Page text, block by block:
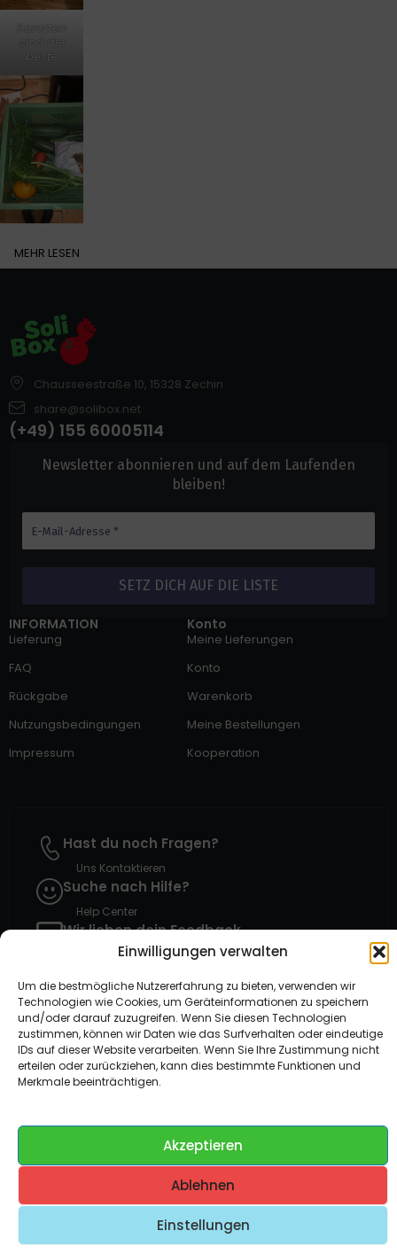
Einwilligungen verwalten
Um die bestmögliche Nutzererfahrung zu bieten, verwenden wir
Technologien wie Cookies, um Geräteinformationen zu speichern
und/oder darauf zuzugreifen. Wenn Sie diesen Technologien
zustimmen, können wir Daten wie das Surfverhalten oder eindeutige
IDs auf dieser Website verarbeiten. Wenn Sie Ihre Zustimmung nicht
erteilen oder zurückziehen, kann dies bestimmte Funktionen und
Merkmale beeinträchtigen.
Akzeptieren
Ablehnen
Einstellungen
Karotten
sind die
beste
MEHR LESEN
Chausseestraße 10, 15328 Zechin
share@solibox.net
(+49) 155 60005114
INFORMATION
Lieferung
FAQ
Rückgabe
Nutzungsbedingungen
Impressum
Konto
Meine Lieferungen
Konto
Warenkorb
Meine Bestellungen
Kooperation
Newsletter abonnieren und auf dem Laufenden
bleiben!
Hast du noch Fragen?
Uns Kontaktieren
Suche nach Hilfe?
Help Center
Wir lieben dein Feedback
Solibox Kommentar Geben
Gehostet auf Dezhost
Compare(0)
Compare
Remove all products